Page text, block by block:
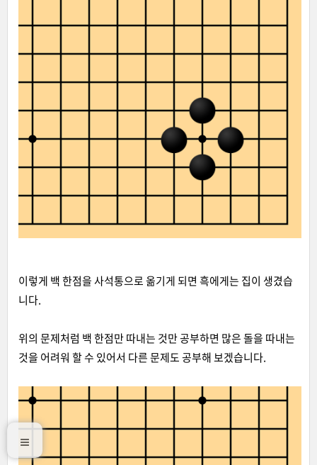
이렇게 백 한점을 사석통으로 옮기게 되면 흑에게는 집이 생겼습
니다.
위의 문제처럼 백 한점만 따내는 것만 공부하면 많은 돌을 따내는
것을 어려워 할 수 있어서 다른 문제도 공부해 보겠습니다.